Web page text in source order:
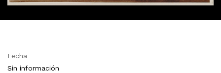
Fecha
Sin información